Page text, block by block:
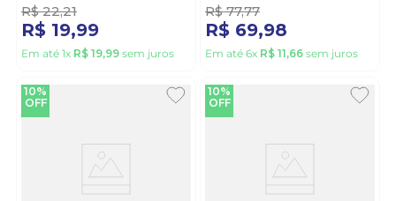
R$ 22,21
R$ 19,99
Em até 1x R$ 19,99 sem juros
R$ 77,77
R$ 69,98
Em até 6x R$ 11,66 sem juros
10%
OFF
10%
OFF